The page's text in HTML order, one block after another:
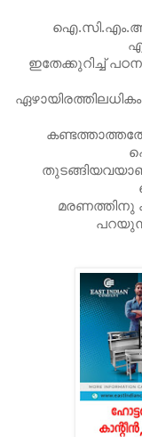
ഇതേക്കുറിച്ച്‌
മരണത്തിനു